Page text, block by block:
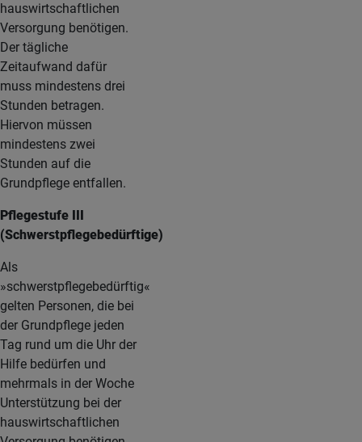
hauswirtschaftlichen
Versorgung benötigen.
Der tägliche
Zeitaufwand dafür
muss mindestens drei
Stunden betragen.
Hiervon müssen
mindestens zwei
Stunden auf die
Grundpflege entfallen.
Pflegestufe III
(Schwerstpflegebedürftige)
Als
»schwerstpflegebedürftig«
gelten Personen, die bei
der Grundpflege jeden
Tag rund um die Uhr der
Hilfe bedürfen und
mehrmals in der Woche
Unterstützung bei der
hauswirtschaftlichen